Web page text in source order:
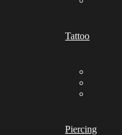
Tattoo
Piercing